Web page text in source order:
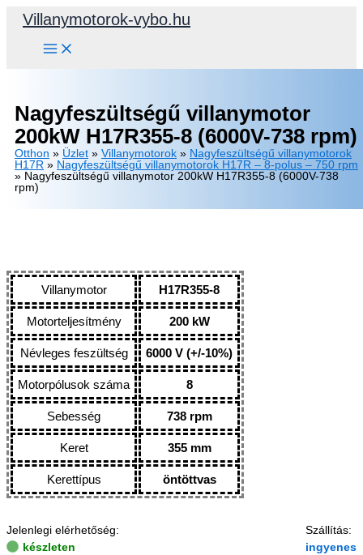
SkipVillanymotorok-vybo.hu
Nagyfeszültségű villanymotor
200kW H17R355-8 (6000V-738 rpm)
Otthon » Üzlet » Villanymotorok » Nagyfeszültségű villanymotorok
H17R » Nagyfeszültségű villanymotorok H17R – 8-polus – 750 rpm
» Nagyfeszültségű villanymotor 200kW H17R355-8 (6000V-738
rpm)
Villanymotor H17R355-8
Motorteljesítmény 200 kW
Névleges feszültség 6000 V (+/-10%)
Motorpólusok száma 8
Sebesség 738 rpm
Keret 355 mm
Kerettípus öntöttvas
Jelenlegi elérhetőség:
készleten
Szállítás:
ingyenes